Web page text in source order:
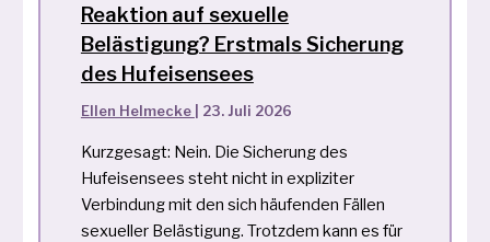
Reaktion auf sexuelle
Belästigung? Erstmals Sicherung
des Hufeisensees
Ellen Helmecke 23. Juli 2026
Kurzgesagt: Nein. Die Sicherung des
Hufeisensees steht nicht in expliziter
Verbindung mit den sich häufenden Fällen
sexueller Belästigung. Trotzdem kann es für